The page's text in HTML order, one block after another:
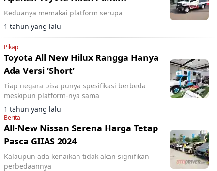
Keduanya memakai platform serupa
1 tahun yang lalu
Pikap
Toyota All New Hilux Rangga Hanya
Ada Versi ‘Short’
Tiap negara bisa punya spesifikasi berbeda
meskipun platform-nya sama
1 tahun yang lalu
Berita
All-New Nissan Serena Harga Tetap
Pasca GIIAS 2024
Kalaupun ada kenaikan tidak akan signifikan
perbedaannya